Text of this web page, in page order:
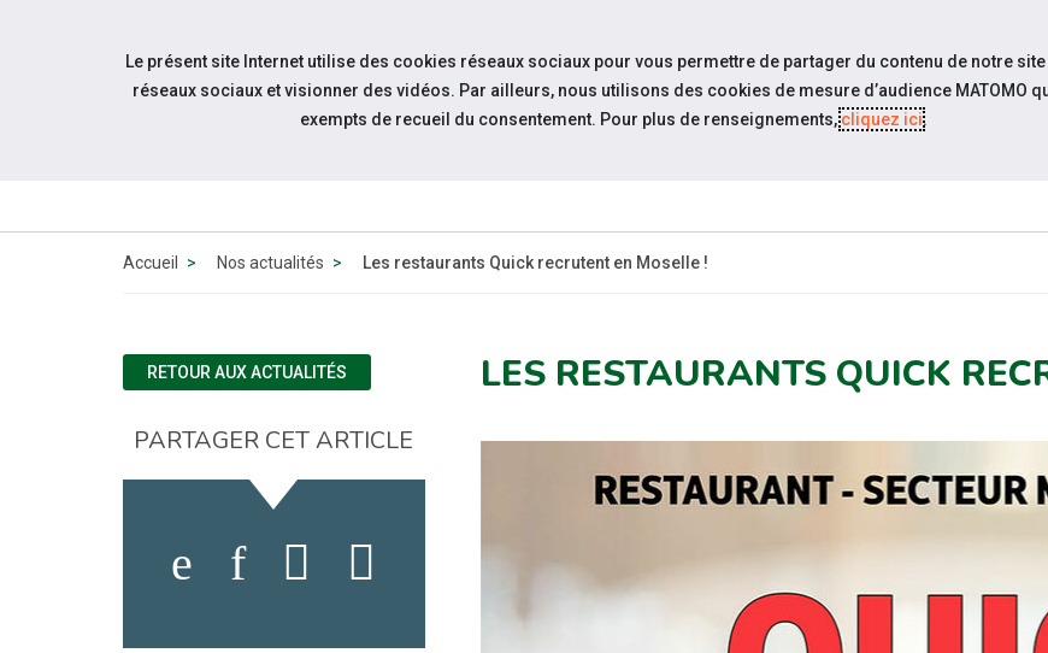
Aller au contenu
QUI SOMMES-
Accueil Nos actualités Les restaurants Quick recrutent en Moselle !
LES RESTAURANTS QUICK
RETOUR AUX ACTUALITÉS
PARTAGER CET ARTICLE
Le présent site Internet utilise des cookies réseaux sociaux pour vous permettre de partager du contenu de notre
réseaux sociaux et visionner des vidéos. Par ailleurs, nous utilisons des cookies de mesure d’audience MATOMO
exempts de recueil du consentement. Pour plus de renseignements,cliquez ici.